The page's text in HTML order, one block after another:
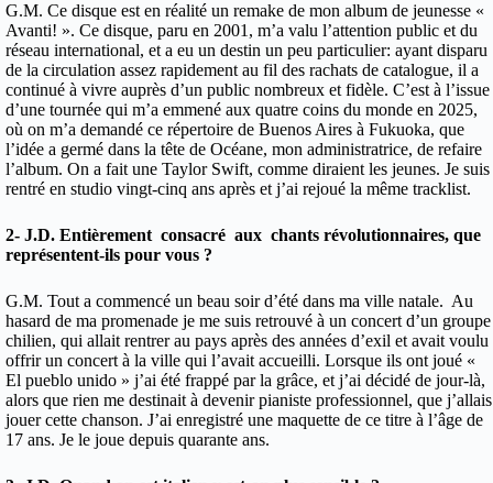
G.M. Ce disque est en réalité un remake de mon album de jeunesse «
Avanti! ». Ce disque, paru en 2001, m’a valu l’attention public et du
réseau international, et a eu un destin un peu particulier: ayant disparu
de la circulation assez rapidement au fil des rachats de catalogue, il a
continué à vivre auprès d’un public nombreux et fidèle. C’est à l’issue
d’une tournée qui m’a emmené aux quatre coins du monde en 2025,
où on m’a demandé ce répertoire de Buenos Aires à Fukuoka, que
l’idée a germé dans la tête de Océane, mon administratrice, de refaire
l’album. On a fait une Taylor Swift, comme diraient les jeunes. Je suis
rentré en studio vingt-cinq ans après et j’ai rejoué la même tracklist.
2- J.D. Entièrement consacré aux chants révolutionnaires, que
représentent-ils pour vous ?
G.M. Tout a commencé un beau soir d’été dans ma ville natale. Au
hasard de ma promenade je me suis retrouvé à un concert d’un groupe
chilien, qui allait rentrer au pays après des années d’exil et avait voulu
offrir un concert à la ville qui l’avait accueilli. Lorsque ils ont joué «
El pueblo unido » j’ai été frappé par la grâce, et j’ai décidé de jour-là,
alors que rien me destinait à devenir pianiste professionnel, que j’allais
jouer cette chanson. J’ai enregistré une maquette de ce titre à l’âge de
17 ans. Je le joue depuis quarante ans.